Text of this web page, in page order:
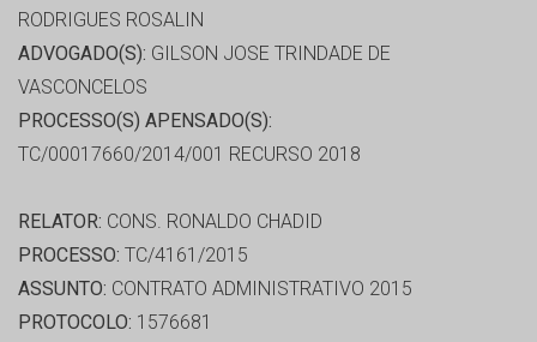
RODRIGUES ROSALIN
ADVOGADO(S): GILSON JOSE TRINDADE DE
VASCONCELOS
PROCESSO(S) APENSADO(S):
TC/00017660/2014/001 RECURSO 2018
RELATOR: CONS. RONALDO CHADID
PROCESSO: TC/4161/2015
ASSUNTO: CONTRATO ADMINISTRATIVO 2015
PROTOCOLO: 1576681